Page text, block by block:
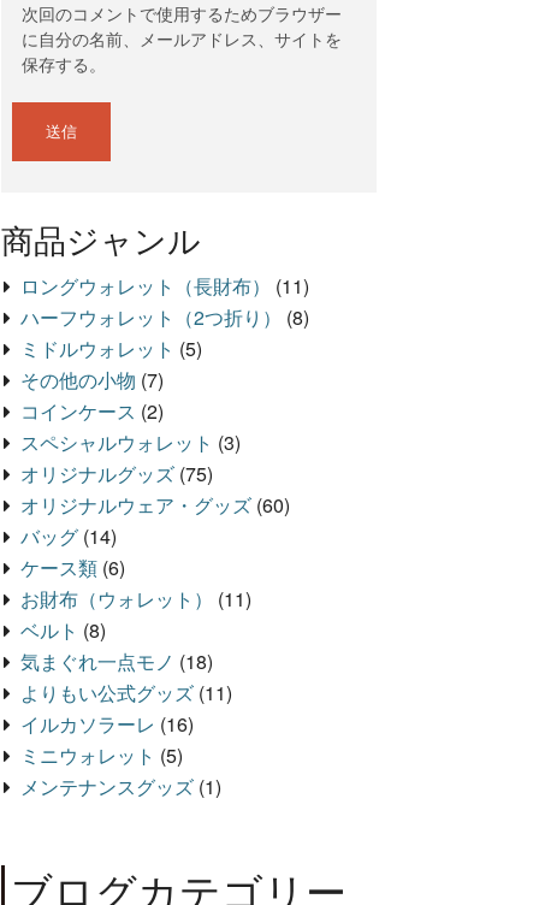
次回のコメントで使用するためブラウザー
に自分の名前、メールアドレス、サイトを
保存する。
商品ジャンル
ロングウォレット（長財布）
(11)
ハーフウォレット（2つ折り）
(8)
ミドルウォレット (5)
その他の小物 (7)
コインケース (2)
スペシャルウォレット (3)
オリジナルグッズ (75)
オリジナルウェア・グッズ (60)
バッグ (14)
ケース類 (6)
お財布（ウォレット）
(11)
ベルト (8)
気まぐれ一点モノ (18)
よりもい公式グッズ (11)
イルカソラーレ (16)
ミニウォレット (5)
メンテナンスグッズ (1)
ブログカテゴリー